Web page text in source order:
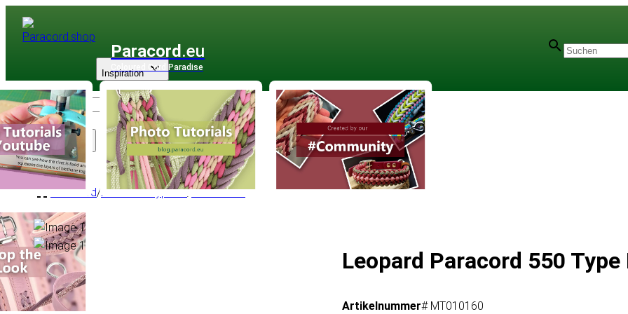
Paracord .eu
Coloured Cord Paradise
Sortiment
Inspiration
Paracord/Paracord Type III/Multifarben
Leopard Paracord 550 Type
Artikelnummer# MT010160